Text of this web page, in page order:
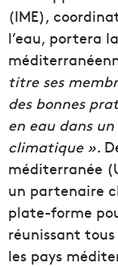
(IME),
l’eau, portera
titre ses
des bonnes
en eau dans
climatique ».
méditerranée
un partenaire
plate-forme
réunissant tous
les pays